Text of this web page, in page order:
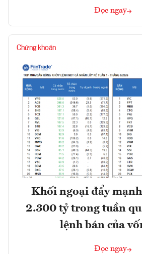
Đọc ngay
Chứng khoán
Khối ngoại đẩy
2.300 tỷ trong tuần
lệnh bán của
Đọc ngay